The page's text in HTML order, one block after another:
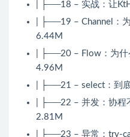
| ├──18 – 实战：让
| ├──19 – Channel：
6.44M
| ├──20 – Flow：为什
4.96M
| ├──21 – select：到
| ├──22 – 并发：协程
2.81M
| ├──23 – 异常：try-